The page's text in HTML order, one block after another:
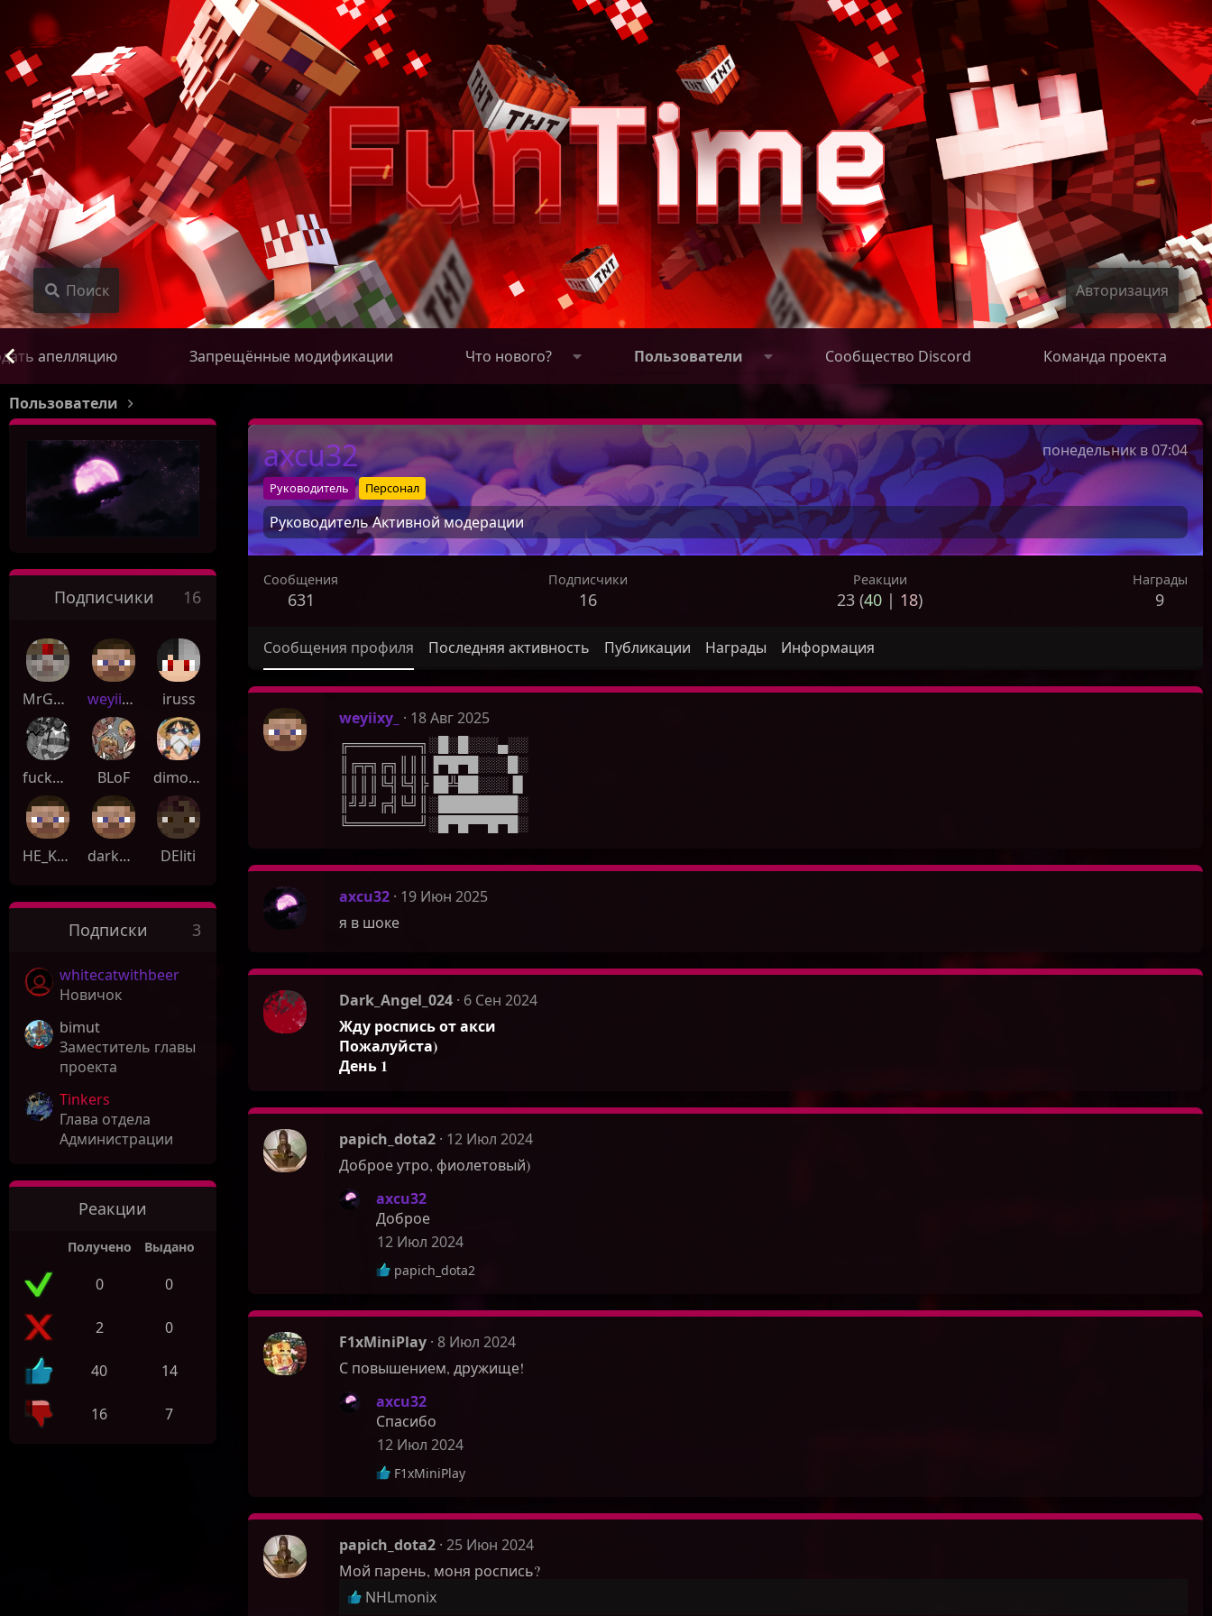
Поиск Авторизация
апелляцию Запрещённые модификации Что нового? Пользователи Сообщество Discord Команда проекта
Пользователи
Подписчики 16
MrGooner weyiixy_ iruss
fuckmeMargiela BLoF dimon123511
HE_KAPYSTA144 darkerFosik DEliti
Подписки 3
whitecatwithbeer
Новичок
bimut
Заместитель главы
проекта
Tinkers
Глава отдела
Администрации
Реакции
Получено Выдано
0 0
2 0
40 14
16 7
Понедельник в 07:04
axcu32
Руководитель Персонал
Руководитель Активной модерации
Сообщения
631
Подписчики
16
Реакции
23 (40 | 18)
Награды
9
Сообщения профиля Последняя активность Публикации Награды Информация
weyiixy_ 18 Авг 2025
╔═══════╗░█░█░░░▄░░
║╔╦╗╔╗║║║▐▀█▀█░░░█░
║║║║╚╣╚╣╠▐█╩██░░░▐▌
║╝╝╝╔╣╚╝║░████████░
╚═══════╝░█▀█▀▀█▀█░
axcu32 19 Июн 2025
я в шоке
Dark_Angel_024 6 Сен 2024
Жду роспись от акси
Пожалуйста)
День 1
papich_dota2 12 Июл 2024
Доброе утро, фиолетовый)
axcu32
Доброе
12 Июл 2024
Р
к
ц
и
papich_dota2
F1xMiniPlay 8 Июл 2024
С повышением, дружище!
axcu32
Спасибо
12 Июл 2024
Р
к
ц
и
и
:
F1xMiniPlay
papich_dota2 25 Июн 2024
Мой парень, моня роспись?
Р
NHLmonix